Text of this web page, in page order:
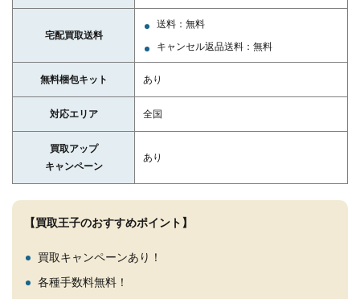
宅配買取送料
送料：無料
キャンセル返品送料：無料
無料梱包キット あり
対応エリア 全国
買取アップ
キャンペーン
あり
【買取王子のおすすめポイント】
買取キャンペーンあり！
各種手数料無料！